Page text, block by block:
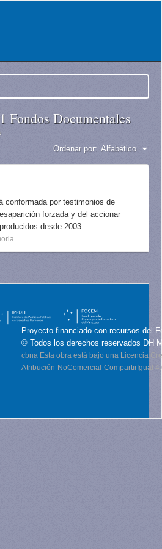
Fondos Documentales
Ordenar por: Alfabético
conformada por testimonios de
forzada y del accionar
desde 2003.
Proyecto financiado con recursos del
© Todos los derechos reservados DH
cbna Esta obra está bajo una Licencia
Atribución-NoComercial-CompartirIgual